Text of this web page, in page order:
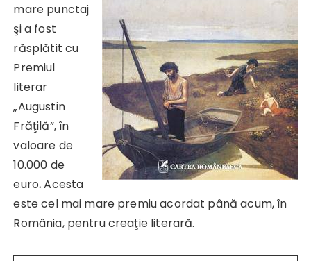
mare punctaj
şi a fost
răsplătit cu
Premiul
literar
„Augustin
Frăţilă”, în
valoare de
10.000 de
euro.Acesta
este cel mai mare premiuacordat până acum, în
România, pentru creaţie literară.